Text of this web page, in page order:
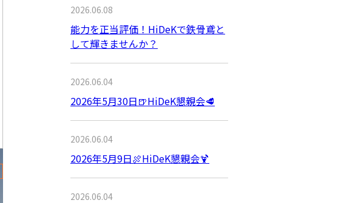
2026.06.08
能力を正当評価！HiDeKで鉄骨鳶と
して輝きませんか？
2026.06.04
2026年5月30日🍺HiDeK懇親会🥩
2026.06.04
2026年5月9日🍖HiDeK懇親会🍹
2026.06.04